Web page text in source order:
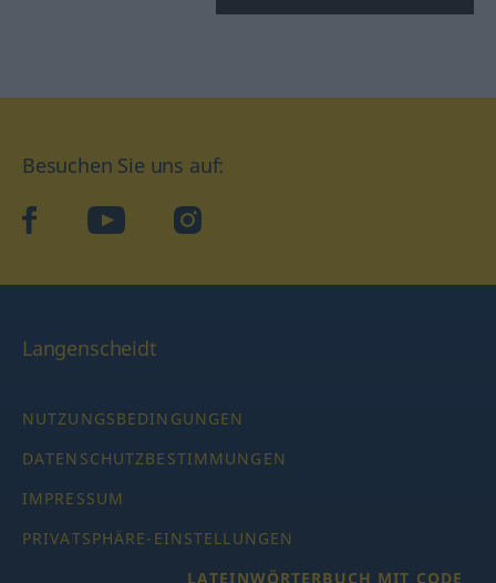
Besuchen Sie uns auf:
facebookYouTube Instagram
Langenscheidt
NUTZUNGSBEDINGUNGEN
DATENSCHUTZBESTIMMUNGEN
IMPRESSUM
PRIVATSPHÄRE-EINSTELLUNGEN
LATEINWÖRTERBUCH MIT CODE